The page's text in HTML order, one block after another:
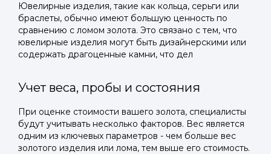
Ювелирные изделия, такие как кольца, серьги или
браслеты, обычно имеют большую ценность по
сравнению с ломом золота. Это связано с тем, что
ювелирные изделия могут быть дизайнерскими или
содержать драгоценные камни, что дел
Учет веса, пробы и состояния
При оценке стоимости вашего золота, специалисты
будут учитывать несколько факторов. Вес является
одним из ключевых параметров - чем больше вес
золотого изделия или лома, тем выше его стоимость.